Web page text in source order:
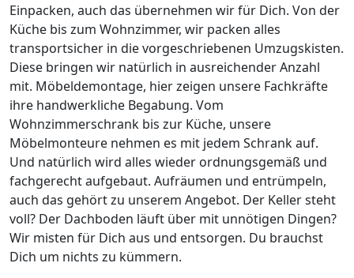
Einpacken, auch das übernehmen wir für Dich. Von der
Küche bis zum Wohnzimmer, wir packen alles
transportsicher in die vorgeschriebenen Umzugskisten.
Diese bringen wir natürlich in ausreichender Anzahl
mit. Möbeldemontage, hier zeigen unsere Fachkräfte
ihre handwerkliche Begabung. Vom
Wohnzimmerschrank bis zur Küche, unsere
Möbelmonteure nehmen es mit jedem Schrank auf.
Und natürlich wird alles wieder ordnungsgemäß und
fachgerecht aufgebaut. Aufräumen und entrümpeln,
auch das gehört zu unserem Angebot. Der Keller steht
voll? Der Dachboden läuft über mit unnötigen Dingen?
Wir misten für Dich aus und entsorgen. Du brauchst
Dich um nichts zu kümmern.